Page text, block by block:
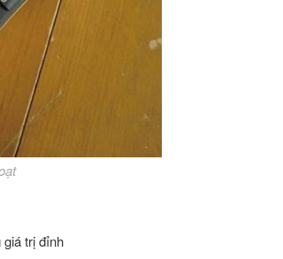
trị đỉnh